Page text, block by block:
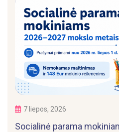
7 liepos, 2026
Socialinė parama